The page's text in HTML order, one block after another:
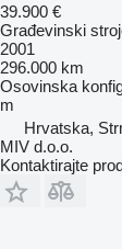
39.900 €
Građevinski
2001
296.000 km
Osovinska
m
Hrvatska,
MIV d.o.o.
Kontaktirajte